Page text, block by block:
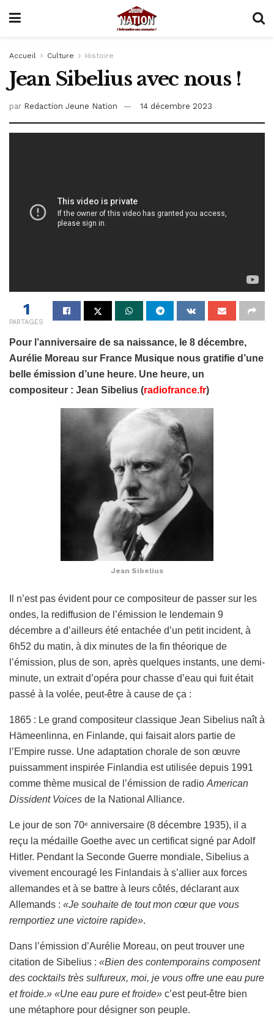
Accueil Culture Histoire
Jean Sibelius avec nous !
par Redaction Jeune Nation 14 décembre 2023
1
PARTAGES
Pour l’anniversaire de sa naissance, le 8 décembre,
Aurélie Moreau sur France Musique nous gratifie d’une
belle émission d’une heure. Une heure, un
compositeur : Jean Sibelius (radiofrance.fr)
Jean Sibelius
Il n’est pas évident pour ce compositeur de passer sur les
ondes, la rediffusion de l’émission le lendemain 9
décembre a d’ailleurs été entachée d’un petit incident, à
6h52 du matin, à dix minutes de la fin théorique de
l’émission, plus de son, après quelques instants, une demi-
minute, un extrait d’opéra pour chasse d’eau qui fuit était
passé à la volée, peut-être à cause de ça :
1865 : Le grand compositeur classique Jean Sibelius naît à
Hämeenlinna, en Finlande, qui faisait alors partie de
l’Empire russe. Une adaptation chorale de son œuvre
puissamment inspirée Finlandia est utilisée depuis 1991
comme thème musical de l’émission de radio American
Dissident Voices de la National Alliance.
Le jour de son 70e anniversaire (8 décembre 1935), il a
reçu la médaille Goethe avec un certificat signé par Adolf
Hitler. Pendant la Seconde Guerre mondiale, Sibelius a
vivement encouragé les Finlandais à s’allier aux forces
allemandes et à se battre à leurs côtés, déclarant aux
Allemands : «Je souhaite de tout mon cœur que vous
remportiez une victoire rapide».
Dans l’émission d’Aurélie Moreau, on peut trouver une
citation de Sibelius : «Bien des contemporains composent
des cocktails très sulfureux, moi, je vous offre une eau pure
et froide.» «Une eau pure et froide» c’est peut-être bien
une métaphore pour désigner son peuple.